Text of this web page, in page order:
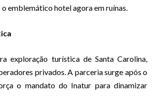
emblemático hotel agora em ruínas.
exploração turística de Santa Carolina,
privados. A parceria surge após o
o mandato do Inatur para dinamizar